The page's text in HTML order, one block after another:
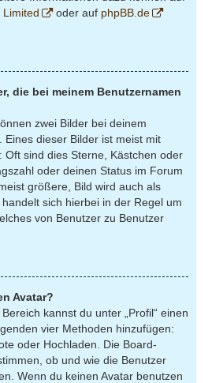
Limited oder auf phpBB.de
die bei meinem Benutzernamen
zwei Bilder bei deinem
Eines dieser Bilder ist meist mit
Oft sind dies Sterne, Kästchen oder
oder deinen Status im Forum
größere, Bild wird auch als
handelt sich hierbei in der Regel um
von Benutzer zu Benutzer
Avatar?
kannst du unter „Profil“ einen
vier Methoden hinzufügen:
oder Hochladen. Die Board-
ob und wie die Benutzer
Wenn du keinen Avatar benutzen